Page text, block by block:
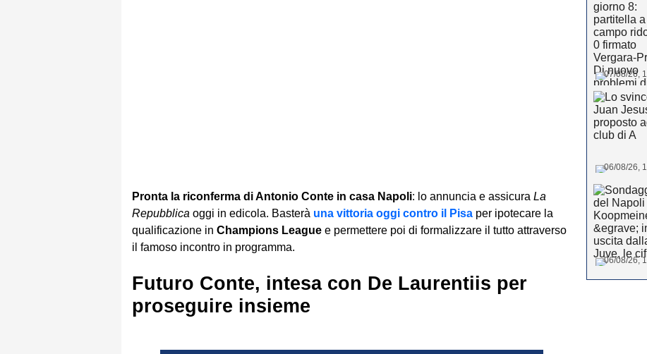
Pronta la riconferma di Antonio Conte in casa Napoli: lo annuncia e assicura La
Repubblica oggi in edicola. Basterà una vittoria oggi contro il Pisa per ipotecare la
qualificazione in Champions League e permettere poi di formalizzare il tutto attraverso
il famoso incontro in programma.
Futuro Conte, intesa con De Laurentiis per
proseguire insieme
07/08/26,
06/08/26,
06/08/26,